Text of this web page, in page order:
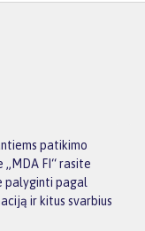
patikimo
FI“ rasite
palyginti pagal
ir kitus svarbius